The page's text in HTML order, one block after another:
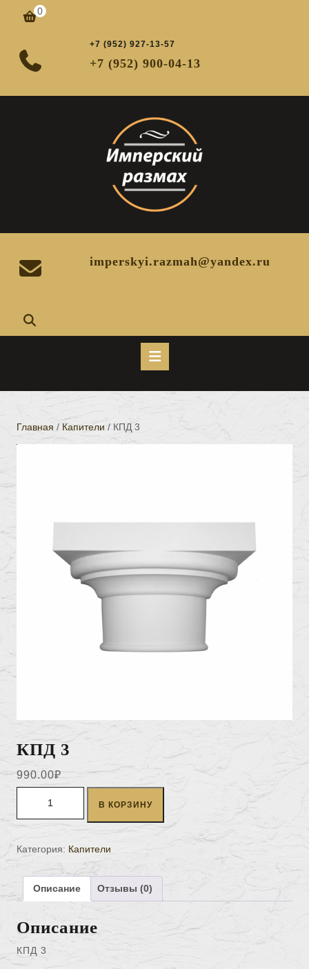
Перейти
корзина
0
+7 (952) 927-13-57
+7 (952) 900-04-13
imperskyi.razmah@yandex.ru
Открыть
Главная / Капители / КПД 3
КПД 3
990.00₽
В КОРЗИНУ
Категория: Капители
Описание Отзывы (0)
Описание
КПД 3